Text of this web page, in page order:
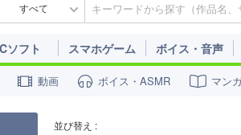
すべて
ソフト スマホゲーム ボイス・音声
動画 ボイス・ASMR マン
並び替え :